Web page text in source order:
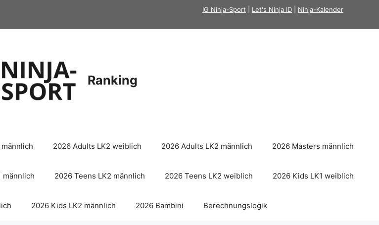
IG Ninja-Sport Let's Ninja ID Ninja-Kalender
Ranking
2026 Adults LK2 weiblich 2026 Adults LK2 männlich 2026 Masters männlich
männlich 2026 Teens LK2 männlich 2026 Teens LK2 weiblich 2026 Kids LK1 weiblich
2026 Kids LK2 männlich 2026 Bambini Berechnungslogik